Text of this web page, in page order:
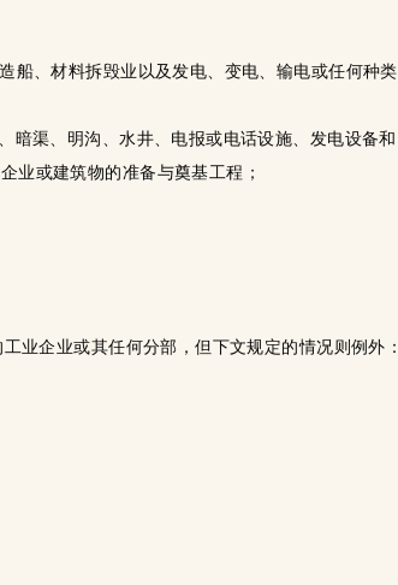
船、材料拆毁业以及发电、变电、输电或任何种类
暗渠、明沟、水井、电报或电话设施、发电设备和
业或建筑物的准备与奠基工程；
业企业或其任何分部，但下文规定的情况则例外：